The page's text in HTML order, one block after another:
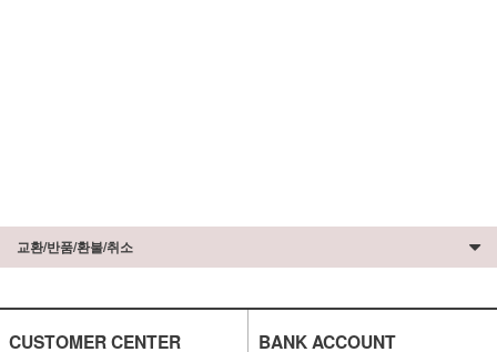
교환/반품/환불/취소
CUSTOMER CENTER BANK ACCOUNT